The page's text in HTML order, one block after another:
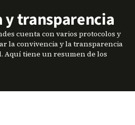
y transparencia
cuenta con varios protocolos y
la convivencia y la transparencia
Aquí tiene un resumen de los